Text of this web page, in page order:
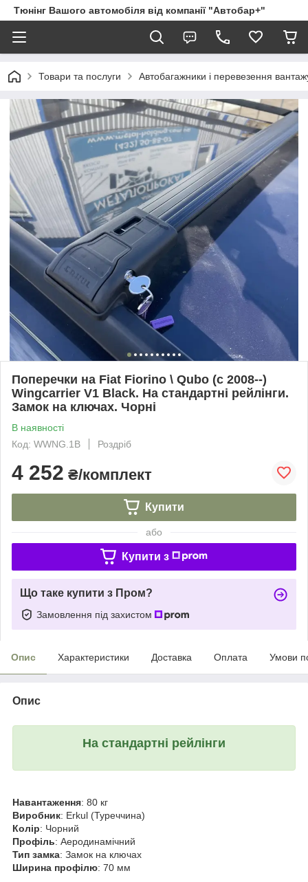
Тюнінг Вашого автомобіля від компанії "Автобар+"
Товари та послуги Автобагажники і перевезення
Поперечки на Fiat Fiorino \ Qubo (c 2008--)
Wingcarrier V1 Black. На стандартні рейлінги.
Замок на ключах. Чорні
В наявності
Код: WWNG.1B
Роздріб
4 252 ₴/комплект
Купити
або
Купити з
Що таке купити з Пром?
Замовлення під захистом
Опис Характеристики Доставка Оплата Умови
Опис
На стандартні рейлінги
Навантаження: 80 кг
Виробник: Erkul (Туреччина)
Колір: Чорний
Профіль: Аеродинамічний
Тип замка: Замок на ключах
Ширина профілю: 70 мм